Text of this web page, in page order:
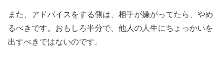
また、アドバイスをする側は、相手が嫌がってたら、やめ
るべきです。おもしろ半分で、他人の人生にちょっかいを
出すべきではないのです。